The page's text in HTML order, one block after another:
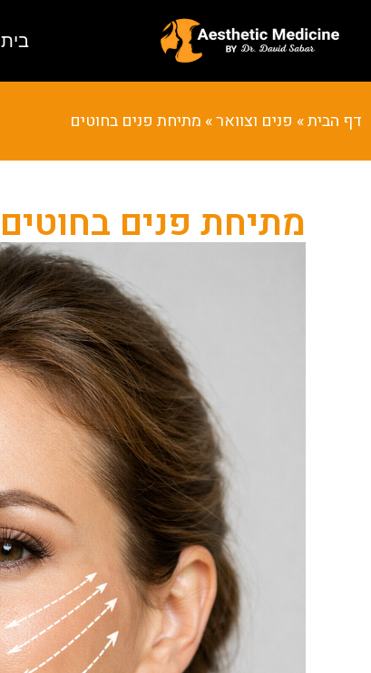
בית
דף הבית» פנים וצוואר» מתיחת פנים בחוטים
מתיחת פנים בחוטים